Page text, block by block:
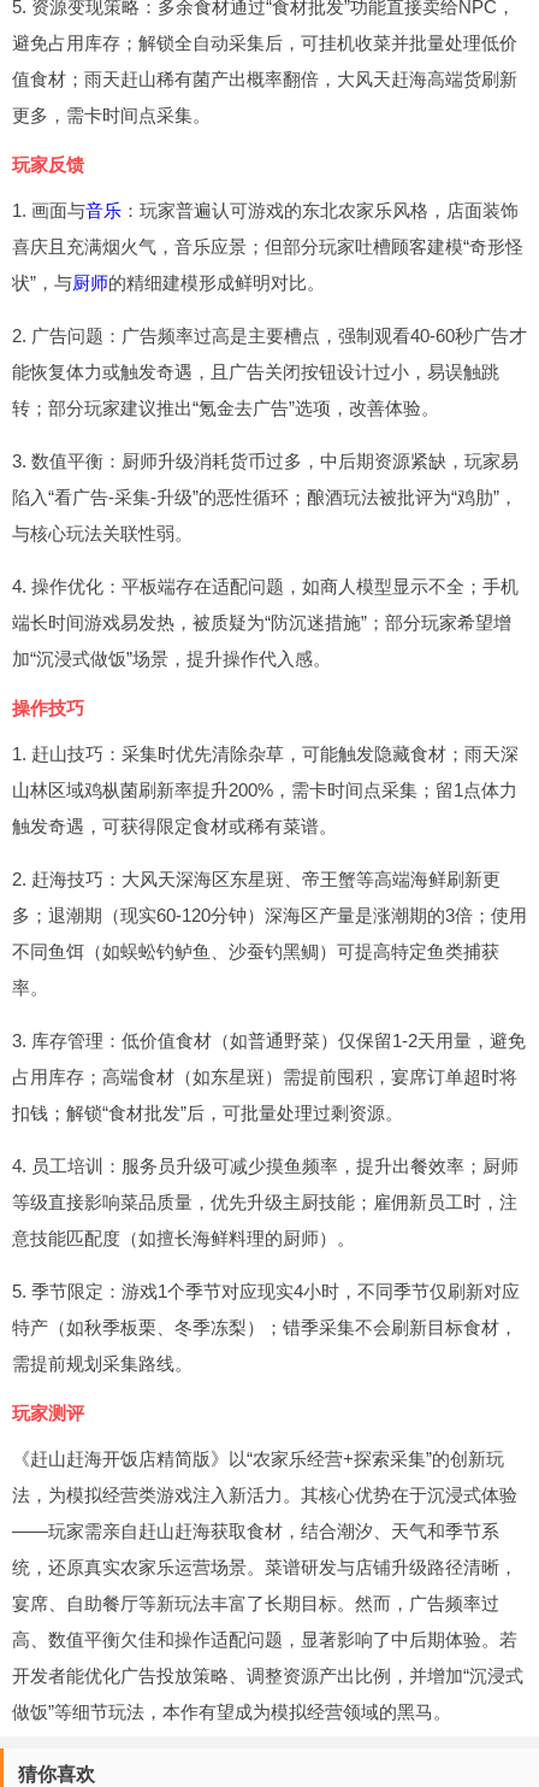
5. 资源变现策略：多余食材通过“食材批发”功能直接卖给NPC，
避免占用库存；解锁全自动采集后，可挂机收菜并批量处理低价
值食材；雨天赶山稀有菌产出概率翻倍，大风天赶海高端货刷新
更多，需卡时间点采集。
玩家反馈
1. 画面与音乐 ：玩家普遍认可游戏的东北农家乐风格，店面装饰
喜庆且充满烟火气，音乐应景；但部分玩家吐槽顾客建模“奇形怪
状”，与厨师的精细建模形成鲜明对比。
2. 广告问题：广告频率过高是主要槽点，强制观看40-60秒广告才
能恢复体力或触发奇遇，且广告关闭按钮设计过小，易误触跳
转；部分玩家建议推出“氪金去广告”选项，改善体验。
3. 数值平衡：厨师升级消耗货币过多，中后期资源紧缺，玩家易
陷入“看广告-采集-升级”的恶性循环；酿酒玩法被批评为“鸡肋”，
与核心玩法关联性弱。
4. 操作优化：平板端存在适配问题，如商人模型显示不全；手机
端长时间游戏易发热，被质疑为“防沉迷措施”；部分玩家希望增
加“沉浸式做饭”场景，提升操作代入感。
操作技巧
1. 赶山技巧：采集时优先清除杂草，可能触发隐藏食材；雨天深
山林区域鸡枞菌刷新率提升200%，需卡时间点采集；留1点体力
触发奇遇，可获得限定食材或稀有菜谱。
2. 赶海技巧：大风天深海区东星斑、帝王蟹等高端海鲜刷新更
多；退潮期（现实60-120分钟）深海区产量是涨潮期的3倍；使用
不同鱼饵（如蜈蚣钓鲈鱼、沙蚕钓黑鲷）可提高特定鱼类捕获
率。
3. 库存管理：低价值食材（如普通野菜）仅保留1-2天用量，避免
占用库存；高端食材（如东星斑）需提前囤积，宴席订单超时将
扣钱；解锁“食材批发”后，可批量处理过剩资源。
4. 员工培训：服务员升级可减少摸鱼频率，提升出餐效率；厨师
等级直接影响菜品质量，优先升级主厨技能；雇佣新员工时，注
意技能匹配度（如擅长海鲜料理的厨师）。
5. 季节限定：游戏1个季节对应现实4小时，不同季节仅刷新对应
特产（如秋季板栗、冬季冻梨）；错季采集不会刷新目标食材，
需提前规划采集路线。
玩家测评
《赶山赶海开饭店精简版》以“农家乐经营+探索采集”的创新玩
法，为模拟经营类游戏注入新活力。其核心优势在于沉浸式体验
——玩家需亲自赶山赶海获取食材，结合潮汐、天气和季节系
统，还原真实农家乐运营场景。菜谱研发与店铺升级路径清晰，
宴席、自助餐厅等新玩法丰富了长期目标。然而，广告频率过
高、数值平衡欠佳和操作适配问题，显著影响了中后期体验。若
开发者能优化广告投放策略、调整资源产出比例，并增加“沉浸式
做饭”等细节玩法，本作有望成为模拟经营领域的黑马。
猜你喜欢